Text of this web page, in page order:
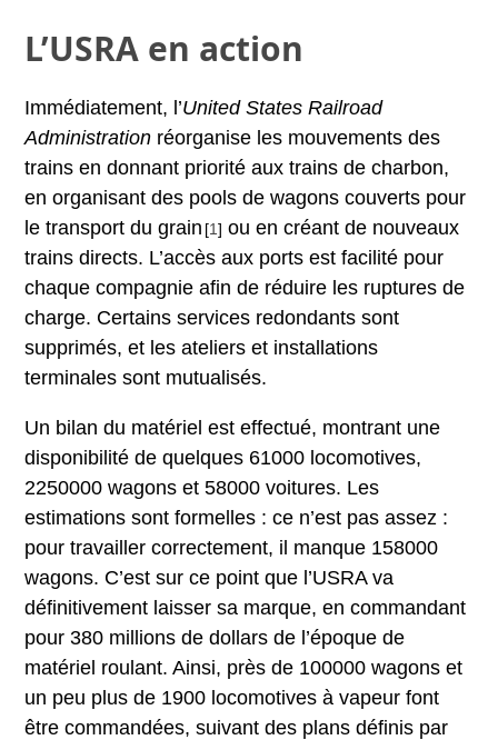
L’USRA en action
Immédiatement, l’United States Railroad
Administration réorganise les mouvements des
trains en donnant priorité aux trains de charbon,
en organisant des pools de wagons couverts pour
le transport du grain[1] ou en créant de nouveaux
trains directs. L’accès aux ports est facilité pour
chaque compagnie afin de réduire les ruptures de
charge. Certains services redondants sont
supprimés, et les ateliers et installations
terminales sont mutualisés.
Un bilan du matériel est effectué, montrant une
disponibilité de quelques 61000 locomotives,
2250000 wagons et 58000 voitures. Les
estimations sont formelles : ce n’est pas assez :
pour travailler correctement, il manque 158000
wagons. C’est sur ce point que l’USRA va
définitivement laisser sa marque, en commandant
pour 380 millions de dollars de l’époque de
matériel roulant. Ainsi, près de 100000 wagons et
un peu plus de 1900 locomotives à vapeur font
être commandées, suivant des plans définis par